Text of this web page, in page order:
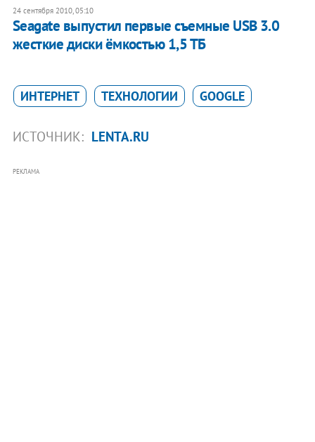
24 сентября 2010, 05:10
Seagate выпустил первые съемные USB 3.0
жесткие диски ёмкостью 1,5 ТБ
ИНТЕРНЕТ ТЕХНОЛОГИИ GOOGLE
ИСТОЧНИК: LENTA.RU
РЕКЛАМА